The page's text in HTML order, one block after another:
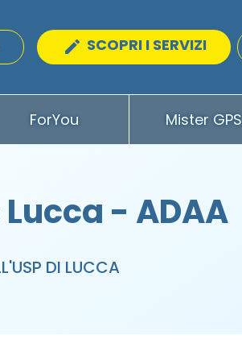
SCOPRI I SERVIZI
ForYou Mister GPS
- ADAA
DI LUCCA